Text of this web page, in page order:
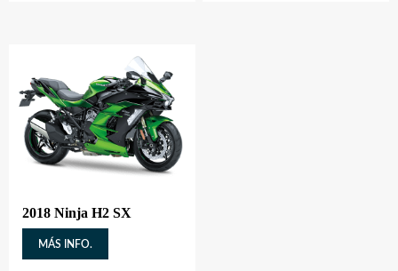
2018 Ninja H2 SX
MÁS INFO.